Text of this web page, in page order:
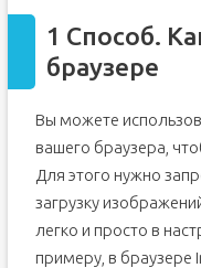
1 Способ.
браузере
Вы можете
вашего браузера,
Для этого нужно
загрузку
легко и просто в
примеру, в браузере